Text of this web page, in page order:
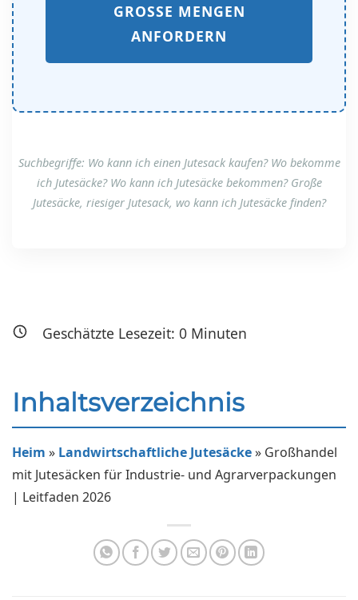
GROSSE MENGEN A
NFORDERN
Suchbegriffe: Wo kann ich einen Jutesack kaufen? Wo bekomme
ich Jutesäcke? Wo kann ich Jutesäcke bekommen? Große
Jutesäcke, riesiger Jutesack, wo kann ich Jutesäcke finden?
Geschätzte Lesezeit: 0Minuten
Inhaltsverzeichnis
Heim » Landwirtschaftliche Jutesäcke» Großhandel
mit Jutesäcken für Industrie- und Agrarverpackungen
| Leitfaden 2026